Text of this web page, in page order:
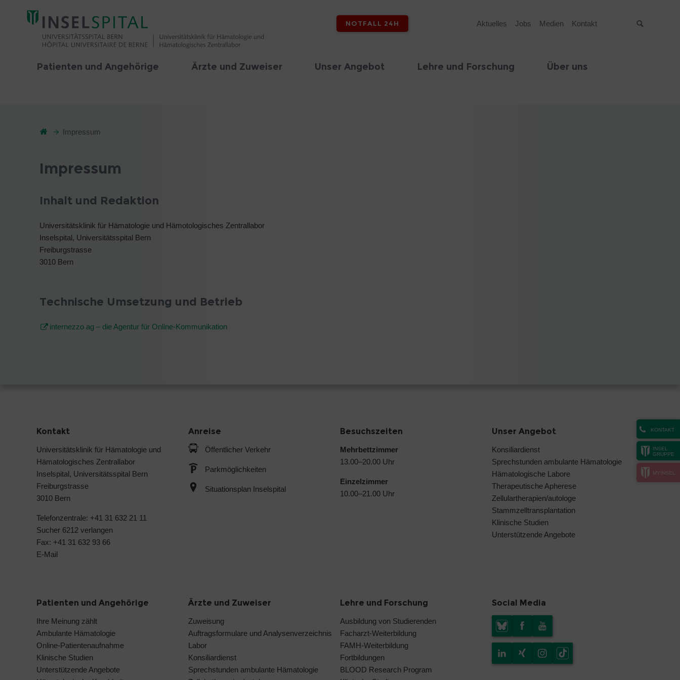
NOTFALL 24H Aktuelles Jobs Medien Kontakt
Patienten und Angehörige Ärzte und Zuweiser Unser Angebot Lehre und Forschung Über uns
KONTAKT
INSEL
GRUPPE
MYINSEL
Impressum
Impressum
Inhalt und Redaktion
Universitätsklinik für Hämatologie und Hämotologisches Zentrallabor
Inselspital, Universitätsspital Bern
Freiburgstrasse
3010 Bern
Technische Umsetzung und Betrieb
internezzo ag – die Agentur für Online-Kommunikation
Kontakt
Universitätsklinik für Hämatologie und
Hämatologisches Zentrallabor
Inselspital, Universitätsspital Bern
Freiburgstrasse
3010 Bern
Telefonzentrale: +41 31 632 21 11
Sucher 6212 verlangen
Fax: +41 31 632 93 66
E-Mail
Anreise
Öffentlicher Verkehr
Parkmöglichkeiten
Situationsplan Inselspital
Besuchszeiten
Mehrbettzimmer
13.00–20.00 Uhr
Einzelzimmer
10.00–21.00 Uhr
Unser Angebot
Konsiliardienst
Sprechstunden ambulante Hämatologie
Hämatologische Labore
Therapeutische Apherese
Zellulartherapien/autologe
Stammzelltransplantation
Klinische Studien
Unterstützende Angebote
Patienten und Angehörige
Ihre Meinung zählt
Ambulante Hämatologie
Online-Patientenaufnahme
Klinische Studien
Unterstützende Angebote
Ärzte und Zuweiser
Zuweisung
Auftragsformulare und Analysenverzeichnis
Labor
Konsiliardienst
Sprechstunden ambulante Hämatologie
Lehre und Forschung
Ausbildung von Studierenden
Facharzt-Weiterbildung
FAMH-Weiterbildung
Fortbildungen
BLOOD Research Program
Social Media